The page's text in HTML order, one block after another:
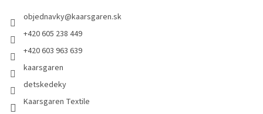
objednavky@kaarsgaren.sk
+420 605 238 449
+420 603 963 639
kaarsgaren
detskedeky
Kaarsgaren Textile